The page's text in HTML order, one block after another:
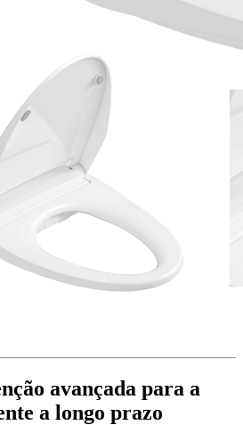
avançada para a
a longo prazo